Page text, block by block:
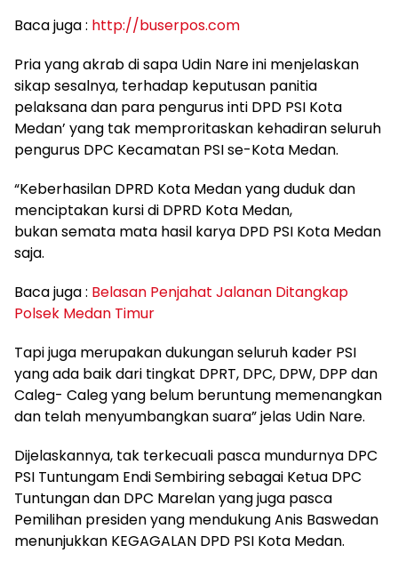
Baca juga : http://buserpos.com
Pria yang akrab di sapa Udin Nare ini menjelaskan
sikap sesalnya, terhadap keputusan panitia
pelaksana dan para pengurus inti DPD PSI Kota
Medan’ yang tak memproritaskan kehadiran seluruh
pengurus DPC Kecamatan PSI se-Kota Medan.
“Keberhasilan DPRD Kota Medan yang duduk dan
menciptakan kursi di DPRD Kota Medan,
bukan semata mata hasil karya DPD PSI Kota Medan
saja.
Baca juga : Belasan Penjahat Jalanan Ditangkap
Polsek Medan Timur
Tapi juga merupakan dukungan seluruh kader PSI
yang ada baik dari tingkat DPRT, DPC, DPW, DPP dan
Caleg- Caleg yang belum beruntung memenangkan
dan telah menyumbangkan suara” jelas Udin Nare.
Dijelaskannya, tak terkecuali pasca mundurnya DPC
PSI Tuntungam Endi Sembiring sebagai Ketua DPC
Tuntungan dan DPC Marelan yang juga pasca
Pemilihan presiden yang mendukung Anis Baswedan
menunjukkan KEGAGALAN DPD PSI Kota Medan.